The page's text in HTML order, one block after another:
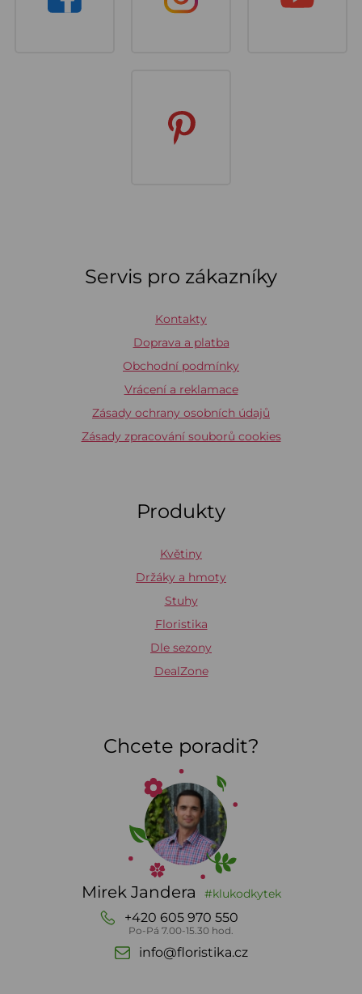
Servis pro zákazníky
Kontakty
Doprava a platba
Obchodní podmínky
Vrácení a reklamace
Zásady ochrany osobních údajů
Zásady zpracování souborů cookies
Produkty
Květiny
Držáky a hmoty
Stuhy
Floristika
Dle sezony
DealZone
Chcete poradit?
Mirek Jandera #klukodkytek
+420 605 970 550
Po-Pá 7.00-15.30 hod.
info@floristika.cz